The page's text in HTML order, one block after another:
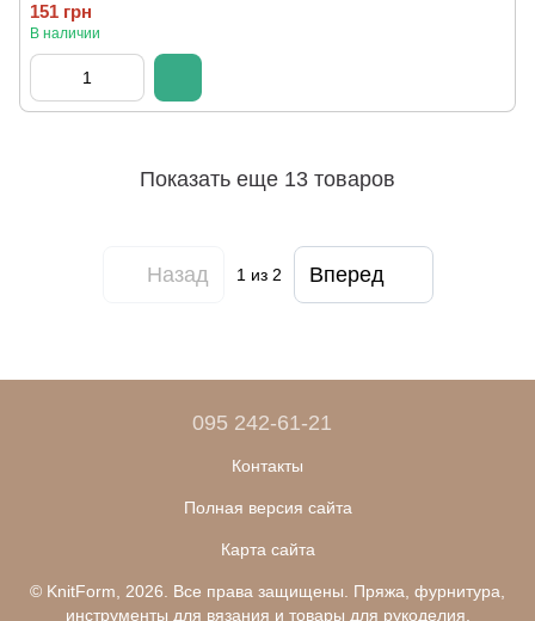
151 грн
В наличии
Показать еще 13 товаров
Назад 1 из 2 Вперед
095 242-61-21
Контакты
Полная версия сайта
Карта сайта
© KnitForm, 2026. Все права защищены. Пряжа, фурнитура,
инструменты для вязания и товары для рукоделия.